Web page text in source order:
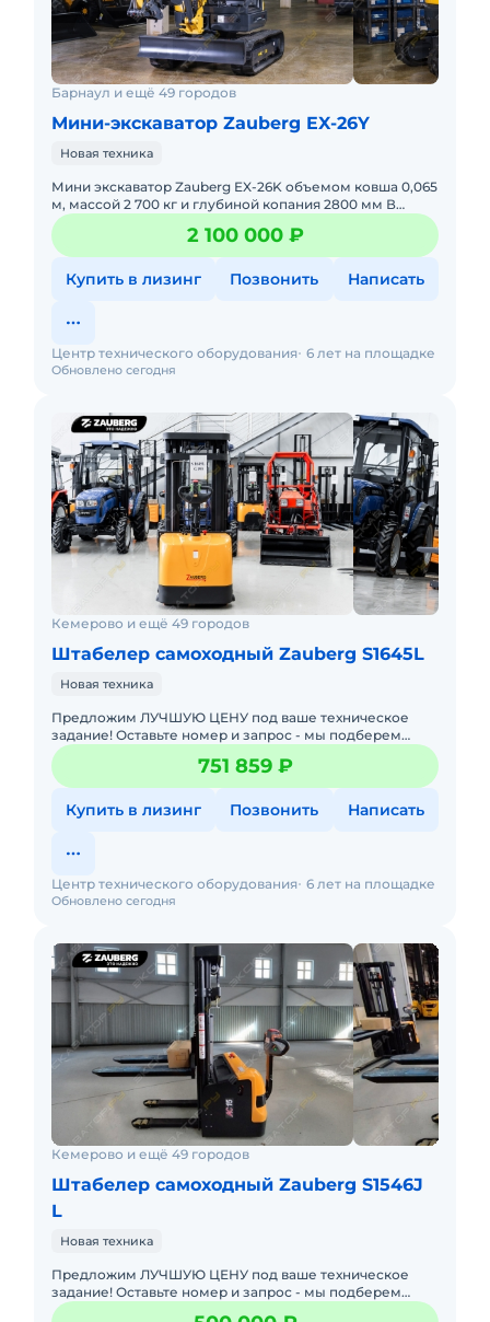
Барнаул и ещё 49 городов
Мини-экскаватор Zauberg EX-26Y
Новая техника
Мини экскаватор Zauberg EX-26K объемом ковша 0,065
м, массой 2 700 кг и глубиной копания 2800 мм В
наличии на складах РФ. Действующее ЭПСМ, все
налоги и сбо
2 100 000 ₽
Купить в лизинг Позвонить Написать
Обновлено сегодня
Центр технического оборудования 6 лет на площадке
Кемерово и ещё 49 городов
Штабелер самоходный Zauberg S1645L
Новая техника
Предложим ЛУЧШУЮ ЦЕНУ под ваше техническое
задание! Оставьте номер и запрос - мы подберем
модель со СКИДКОЙ. В наличии на складах новые
штабелеры с официал751 859 ₽
Купить в лизинг Позвонить Написать
Обновлено сегодня
Центр технического оборудования 6 лет на площадке
Кемерово и ещё 49 городов
Штабелер самоходный Zauberg S1546J
L
Новая техника
Предложим ЛУЧШУЮ ЦЕНУ под ваше техническое
задание! Оставьте номер и запрос - мы подберем
модель со СКИДКОЙ. В наличии на складах новые